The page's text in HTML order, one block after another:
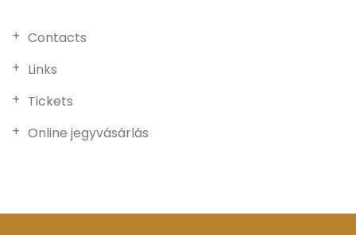
Contacts
Links
Tickets
Online jegyvásárlás